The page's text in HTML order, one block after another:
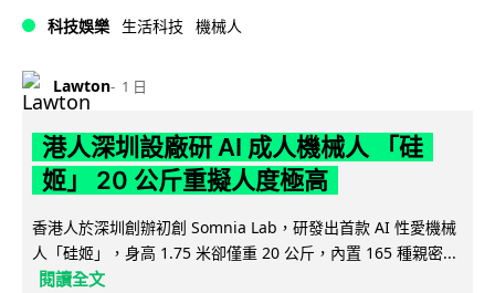
科技娛樂 生活科技 機械人
Lawton 1 日
港人深圳設廠研 AI 成人機械人 「硅
姬」 20 公斤重擬人度極高
香港人於深圳創辦初創 Somnia Lab，研發出首款 AI 性愛機械
人「硅姬」，身高 1.75 米卻僅重 20 公斤，內置 165 種親密...
閱讀全文